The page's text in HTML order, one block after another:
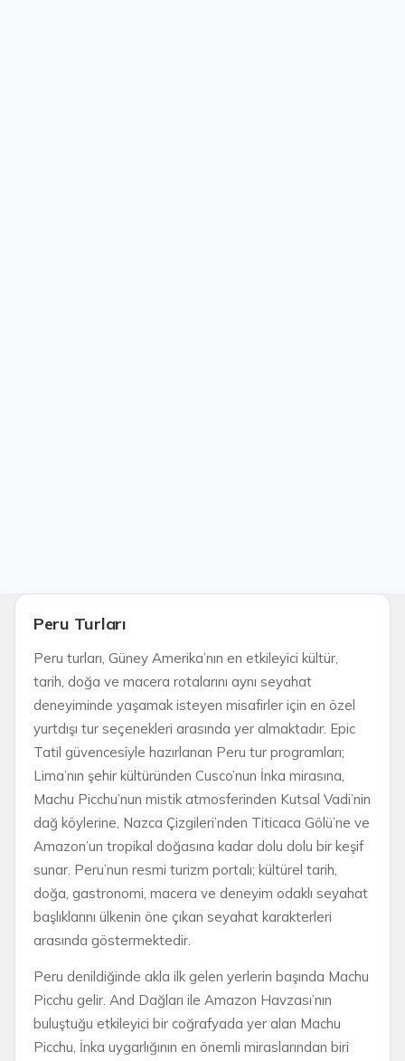
Peru Turları
Peru turları, Güney Amerika’nın en etkileyici kültür,
tarih, doğa ve macera rotalarını aynı seyahat
deneyiminde yaşamak isteyen misafirler için en özel
yurtdışı tur seçenekleri arasında yer almaktadır. Epic
Tatil güvencesiyle hazırlanan Peru tur programları;
Lima’nın şehir kültüründen Cusco’nun İnka mirasına,
Machu Picchu’nun mistik atmosferinden Kutsal Vadi’nin
dağ köylerine, Nazca Çizgileri’nden Titicaca Gölü’ne ve
Amazon’un tropikal doğasına kadar dolu dolu bir keşif
sunar. Peru’nun resmi turizm portalı; kültürel tarih,
doğa, gastronomi, macera ve deneyim odaklı seyahat
başlıklarını ülkenin öne çıkan seyahat karakterleri
arasında göstermektedir.
Peru denildiğinde akla ilk gelen yerlerin başında Machu
Picchu gelir. And Dağları ile Amazon Havzası’nın
buluştuğu etkileyici bir coğrafyada yer alan Machu
Picchu, İnka uygarlığının en önemli miraslarından biri